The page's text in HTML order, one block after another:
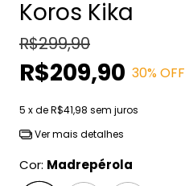
Koros Kika
R$299,90
R$209,90 30% OFF
5 x deR$41,98 sem juros
Ver mais detalhes
Cor: Madrepérola